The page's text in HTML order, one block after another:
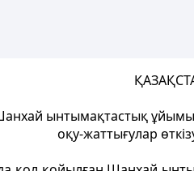
ынтымақтастық
оқу-жаттығулар